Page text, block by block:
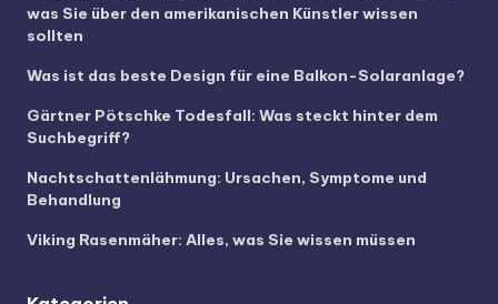
was Sie über den amerikanischen Künstler wissen
sollten
Was ist das beste Design für eine Balkon-Solaranlage?
Gärtner Pötschke Todesfall: Was steckt hinter dem
Suchbegriff?
Nachtschattenlähmung: Ursachen, Symptome und
Behandlung
Viking Rasenmäher: Alles, was Sie wissen müssen